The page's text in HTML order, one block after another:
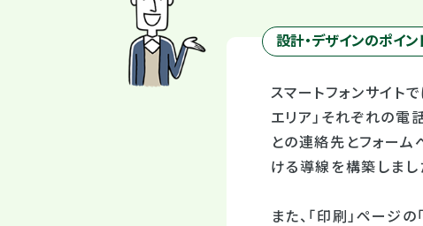
設計・デザインのポイン
スマートフォンサイト
エリア」それぞれの電
との連絡先とフォー
ける導線を構築しまし
また、「印刷」ページ